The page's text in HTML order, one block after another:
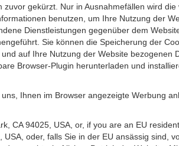
gekürzt. Nur in Ausnahmefällen wird
benutzen, um Ihre Nutzung der
Dienstleistungen gegenüber dem
Sie können die Speicherung der
auf Ihre Nutzung der Website bezogenen
Browser-Plugin herunterladen und
Ihnen im Browser angezeigte Werbung
CA 94025, USA, or, if you are an EU
oder, falls Sie in der EU ansässig sind,